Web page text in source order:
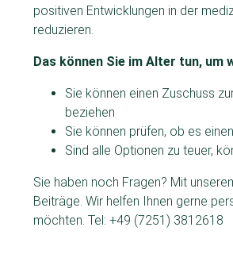
positiven Entwicklungen in der
reduzieren.
Das können Sie im Alter tun, um
Sie können einen Zuschuss
beziehen
Sie können prüfen, ob es
Sind alle Optionen zu teuer,
Sie haben noch Fragen? Mit
Beiträge. Wir helfen Ihnen gerne
möchten. Tel: +49 (7251) 3812618